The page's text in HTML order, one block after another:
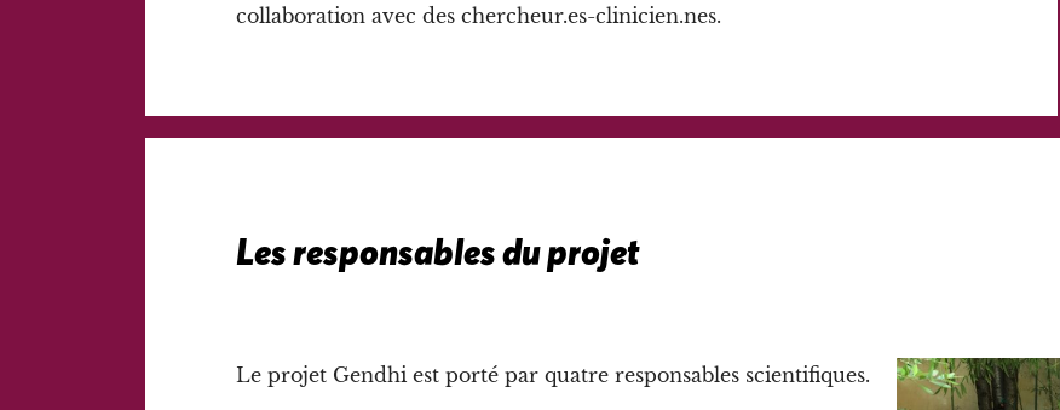
collaboration avec des chercheur.es-clinicien.nes.
Les responsables du projet
Le projet Gendhi est porté par quatre responsables scientifiques.